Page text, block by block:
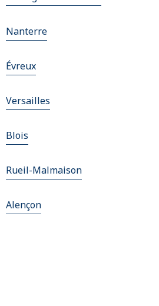
Nanterre
Évreux
Versailles
Blois
Rueil-Malmaison
Alençon